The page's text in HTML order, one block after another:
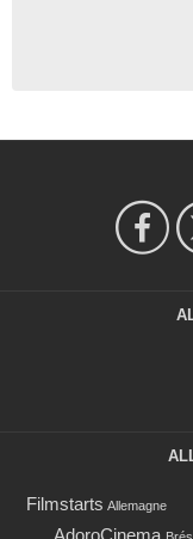
Filmstarts Allemagne
AdoroCinema